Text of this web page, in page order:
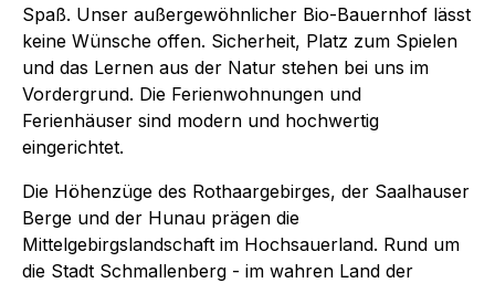
Spaß. Unser außergewöhnlicher Bio-Bauernhof lässt
keine Wünsche offen. Sicherheit, Platz zum Spielen
und das Lernen aus der Natur stehen bei uns im
Vordergrund. Die Ferienwohnungen und
Ferienhäuser sind modern und hochwertig
eingerichtet.
Die Höhenzüge des Rothaargebirges, der Saalhauser
Berge und der Hunau prägen die
Mittelgebirgslandschaft im Hochsauerland. Rund um
die Stadt Schmallenberg - im wahren Land der